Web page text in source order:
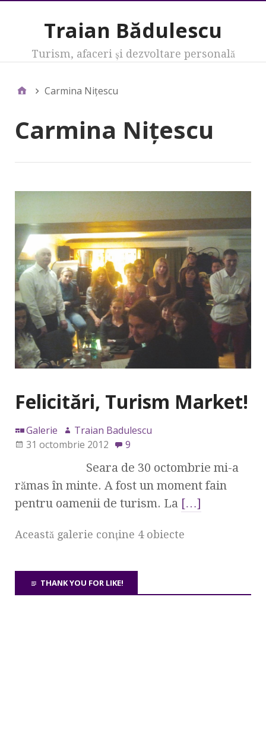
Traian Bădulescu
Turism, afaceri şi dezvoltare personală
Carmina Niţescu
Carmina Niţescu
Felicitări, Turism Market!
Galerie
Traian Badulescu
31 octombrie 2012
9
Seara de 30 octombrie mi-a
rămas în minte. A fost un moment fain
pentru oamenii de turism. La […]
Această galerie conţine 4 obiecte
THANK YOU FOR LIKE!